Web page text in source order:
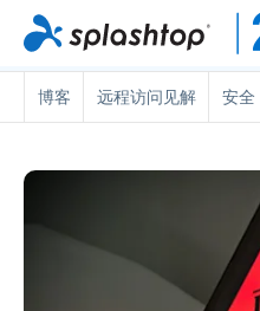
博客 远程访问见解 安全